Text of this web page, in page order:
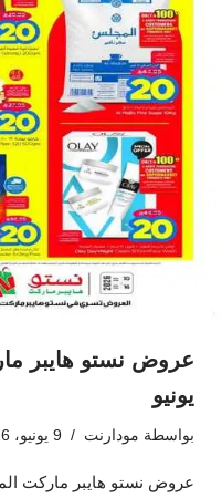
يونيو
بواسطة مودارنت 9 يونيو، 2026
عروض نستو هايبر ماركت